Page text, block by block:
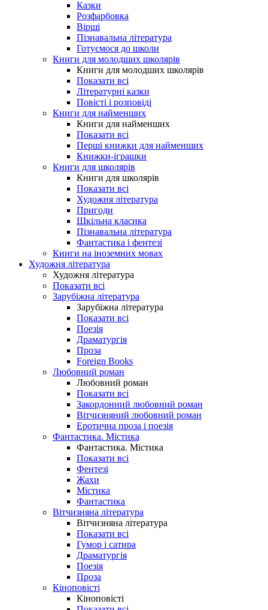
Казки
Розфарбовка
Вірші
Пізнавальна література
Готуємося до школи
Книги для молодших школярів
Книги для молодших школярів
Показати всі
Літературні казки
Повісті і розповіді
Книги для найменших
Книги для найменших
Показати всі
Перші книжки для найменших
Книжки-іграшки
Книги для школярів
Книги для школярів
Показати всі
Художня література
Пригоди
Шкільна класика
Пізнавальна література
Фантастика і фентезі
Книги на іноземних мовах
Художня література
Художня література
Показати всі
Зарубіжна література
Зарубіжна література
Показати всі
Поезія
Драматургія
Проза
Foreign Books
Любовний роман
Любовний роман
Показати всі
Закордонний любовний роман
Вітчизняний любовний роман
Еротична проза і поезія
Фантастика. Містика
Фантастика. Містика
Показати всі
Фентезі
Жахи
Містика
Фантастика
Вітчизняна література
Вітчизняна література
Показати всі
Гумор і сатира
Драматургія
Поезія
Проза
Кіноповісті
Кіноповісті